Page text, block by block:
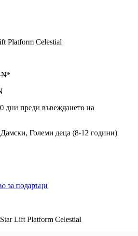
Platform Celestial
*
дни преди въвеждането на
Дамски, Големи деца (8-12 години)
за подаръци
Lift Platform Celestial